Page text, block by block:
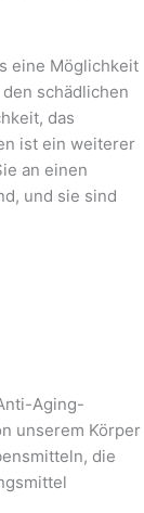
eine Möglichkeit
schädlichen
das
ist ein weiterer
an einen
und sie sind
Aging-
unserem Körper
die